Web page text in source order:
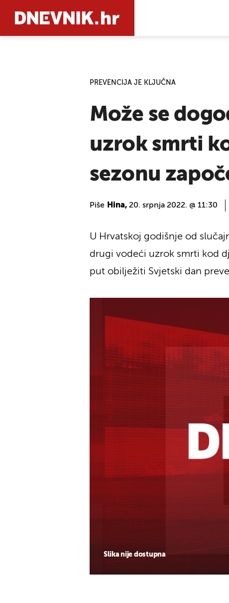
PREVENCIJA JE KLJUČNA
Može se
uzrok smrti
sezonu
Piše Hina, 20. srpnja 2022. @ 11:30
Slika nije dostupna
U Hrvatskoj godišnje od
drugi vodeći uzrok smrti kod
put obilježiti Svjetski dan